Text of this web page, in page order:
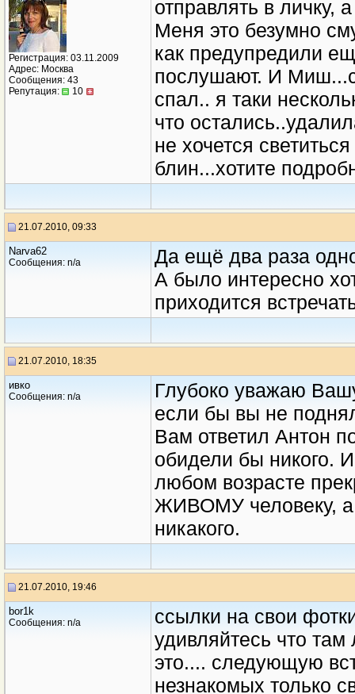
Регистрация: 03.11.2009
Адрес: Москва
Сообщения: 43
Репутация:
10
отправлять в личку,
Меня это безумно
как предупредили
послушают. И
спал.. я таки
что
не хочется
блин...хотите
21.07.2010, 09:33
Narva62
Сообщения: n/a
Да ещё два раза
А было интересно
приходится
21.07.2010, 18:35
ивко
Сообщения: n/a
Глубоко уважаю
если бы вы не
Вам ответил Антон
обидели бы никого.
любом возрасте
ЖИВОМУ человеку, а
никакого.
21.07.2010, 19:46
bor1k
Сообщения: n/a
ссылки на свои
удивляйтесь что
это.... следующую
незнакомых только